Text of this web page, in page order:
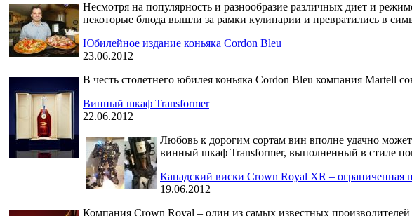
Несмотря на популярность и разнообразие различных диет и
некоторые блюда вышли за рамки кулинарии и превратились в
Юбилейное издание коньяка Cordon Bleu
23.06.2012
В честь столетнего юбилея коньяка Cordon Bleu компания Martell
Винный шкаф Transformer
22.06.2012
Любовь к дорогим сортам вин вполне удачно
винный шкаф Transformer, выполненный в стиле
Канадский виски Crown Royal XR – ограниченная
19.06.2012
Компания Crown Royal – один из самых известных